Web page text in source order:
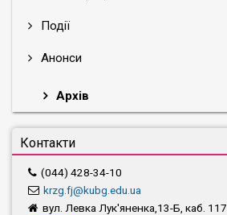
Події
Анонси
Архів
Контакти
(044) 428-34-10
krzg.fj@kubg.edu.ua
вул. Левка Лук'яненка,13-Б, каб. 117